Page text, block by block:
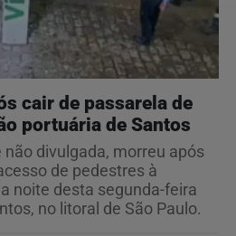
cair de passarela de
portuária de Santos
divulgada, morreu após
de pedestres à
noite desta segunda-feira
no litoral de São Paulo.